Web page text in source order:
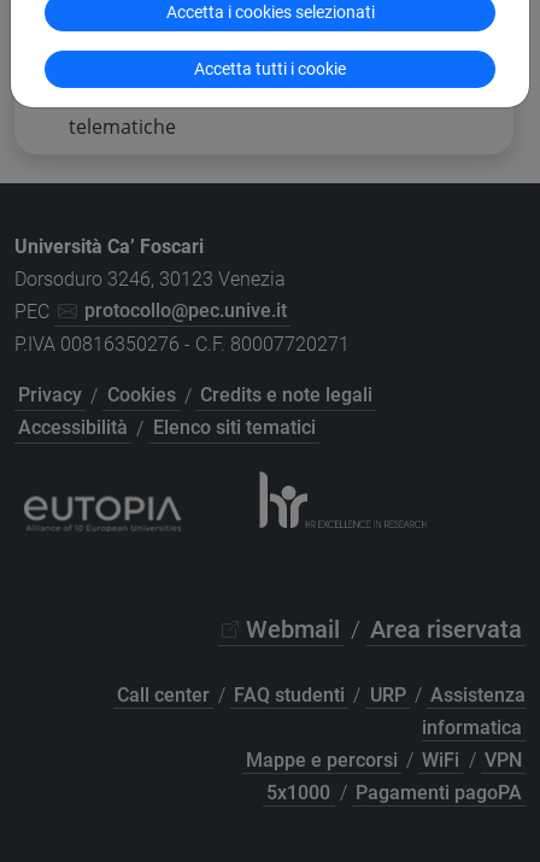
Altre procedure
Piattaforma e-procurement per gare
telematiche
Università Ca’ Foscari
Dorsoduro 3246, 30123 Venezia
PEC
protocollo@pec.unive.it
P.IVA 00816350276 - C.F. 80007720271
Privacy / Cookies / Credits e note legali
Accessibilità / Elenco siti tematici
Webmail / Area riservata
Call center / FAQ studenti / URP / Assistenza
informatica
Mappe e percorsi / WiFi / VPN
5x1000 / Pagamenti pagoPA
Accetta i cookies selezionati
Accetta tutti i cookie